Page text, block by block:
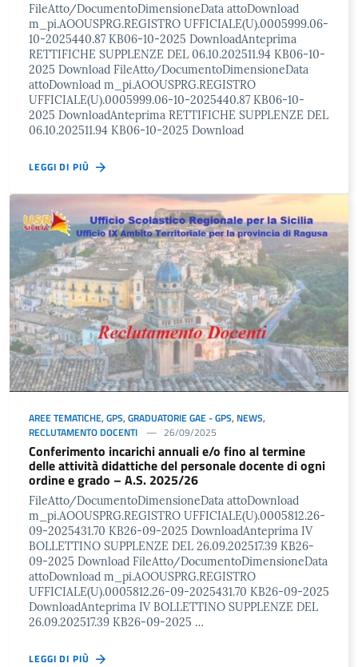
FileAtto/DocumentoDimensioneData attoDownload
m_pi.AOOUSPRG.REGISTRO UFFICIALE(U).0005999.06-
10-2025440.87 KB06-10-2025 DownloadAnteprima
RETTIFICHE SUPPLENZE DEL 06.10.202511.94 KB06-10-
2025 Download FileAtto/DocumentoDimensioneData
attoDownload m_pi.AOOUSPRG.REGISTRO
UFFICIALE(U).0005999.06-10-2025440.87 KB06-10-
2025 DownloadAnteprima RETTIFICHE SUPPLENZE DEL
06.10.202511.94 KB06-10-2025 Download
LEGGI DI PIÙ
AREE TEMATICHE, GPS, GRADUATORIE GAE - GPS, NEWS,
RECLUTAMENTO DOCENTI
26/09/2025
Conferimento incarichi annuali e/o fino al termine
delle attività didattiche del personale docente di ogni
ordine e grado – A.S. 2025/26
FileAtto/DocumentoDimensioneData attoDownload
m_pi.AOOUSPRG.REGISTRO UFFICIALE(U).0005812.26-
09-2025431.70 KB26-09-2025 DownloadAnteprima IV
BOLLETTINO SUPPLENZE DEL 26.09.202517.39 KB26-
09-2025 Download FileAtto/DocumentoDimensioneData
attoDownload m_pi.AOOUSPRG.REGISTRO
UFFICIALE(U).0005812.26-09-2025431.70 KB26-09-2025
DownloadAnteprima IV BOLLETTINO SUPPLENZE DEL
26.09.202517.39 KB26-09-2025 …
LEGGI DI PIÙ